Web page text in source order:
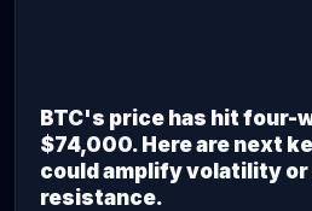
BTC's price has hit four-
$74,000. Here are next
could amplify volatility
resistance.